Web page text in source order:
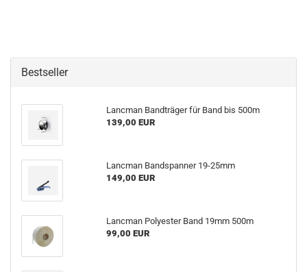
Bestseller
Lancman Bandträger für Band bis 500m
139,00 EUR
Lancman Bandspanner 19-25mm
149,00 EUR
Lancman Polyester Band 19mm 500m
99,00 EUR